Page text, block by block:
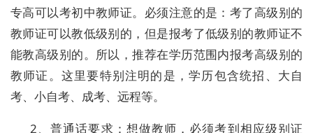
专高可以考初中教师证。必须注意的是：考了高级别的
教师证可以教低级别的，但是报考了低级别的教师证不
能教高级别的。所以，推荐在学历范围内报考高级别的
教师证。这里要特别注明的是，学历包含统招、大自
考、小自考、成考、远程等。
2、普通话要求：想做教师，必须考到相应级别证